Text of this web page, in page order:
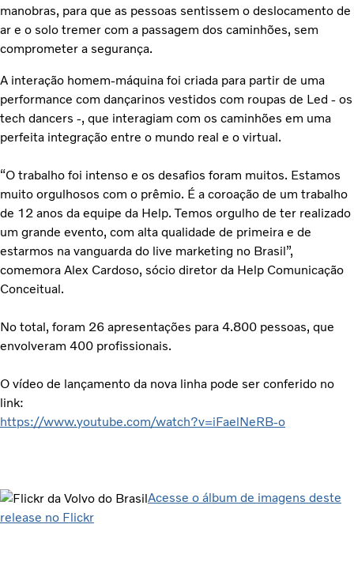
manobras, para que as pessoas sentissem o deslocamento de
ar e o solo tremer com a passagem dos caminhões, sem
comprometer a segurança.
A interação homem-máquina foi criada para partir de uma
performance com dançarinos vestidos com roupas de Led - os
tech dancers -, que interagiam com os caminhões em uma
perfeita integração entre o mundo real e o virtual.
“O trabalho foi intenso e os desafios foram muitos. Estamos
muito orgulhosos com o prêmio. É a coroação de um trabalho
de 12 anos da equipe da Help. Temos orgulho de ter realizado
um grande evento, com alta qualidade de primeira e de
estarmos na vanguarda do live marketing no Brasil”,
comemora Alex Cardoso, sócio diretor da Help Comunicação
Conceitual.
No total, foram 26 apresentações para 4.800 pessoas, que
envolveram 400 profissionais.
O vídeo de lançamento da nova linha pode ser conferido no
link:
https://www.youtube.com/watch?v=iFaelNeRB-o
Acesse o álbum de imagens deste
release no Flickr